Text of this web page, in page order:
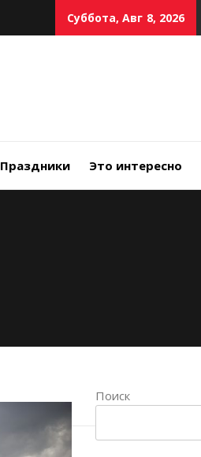
Суббота, Авг 8, 2026
Праздники Это интересно
Поиск